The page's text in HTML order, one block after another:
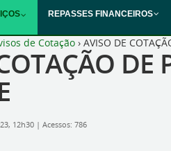
REPASSES FINANCEIROS
de Cotação › AVISO DE
DE
12h30 | Acessos: 786